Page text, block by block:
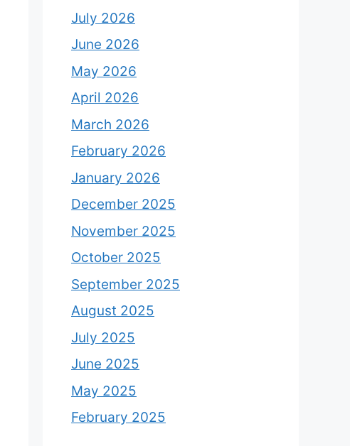
July 2026
June 2026
May 2026
April 2026
March 2026
February 2026
January 2026
December 2025
November 2025
October 2025
September 2025
August 2025
July 2025
June 2025
May 2025
February 2025